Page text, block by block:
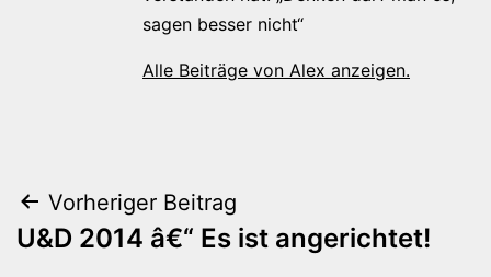
sagen besser nicht“
Alle Beiträge von Alex anzeigen.
Beitragsnavigation
Vorheriger Beitrag
U&D 2014 â€“ Es ist angerichtet!